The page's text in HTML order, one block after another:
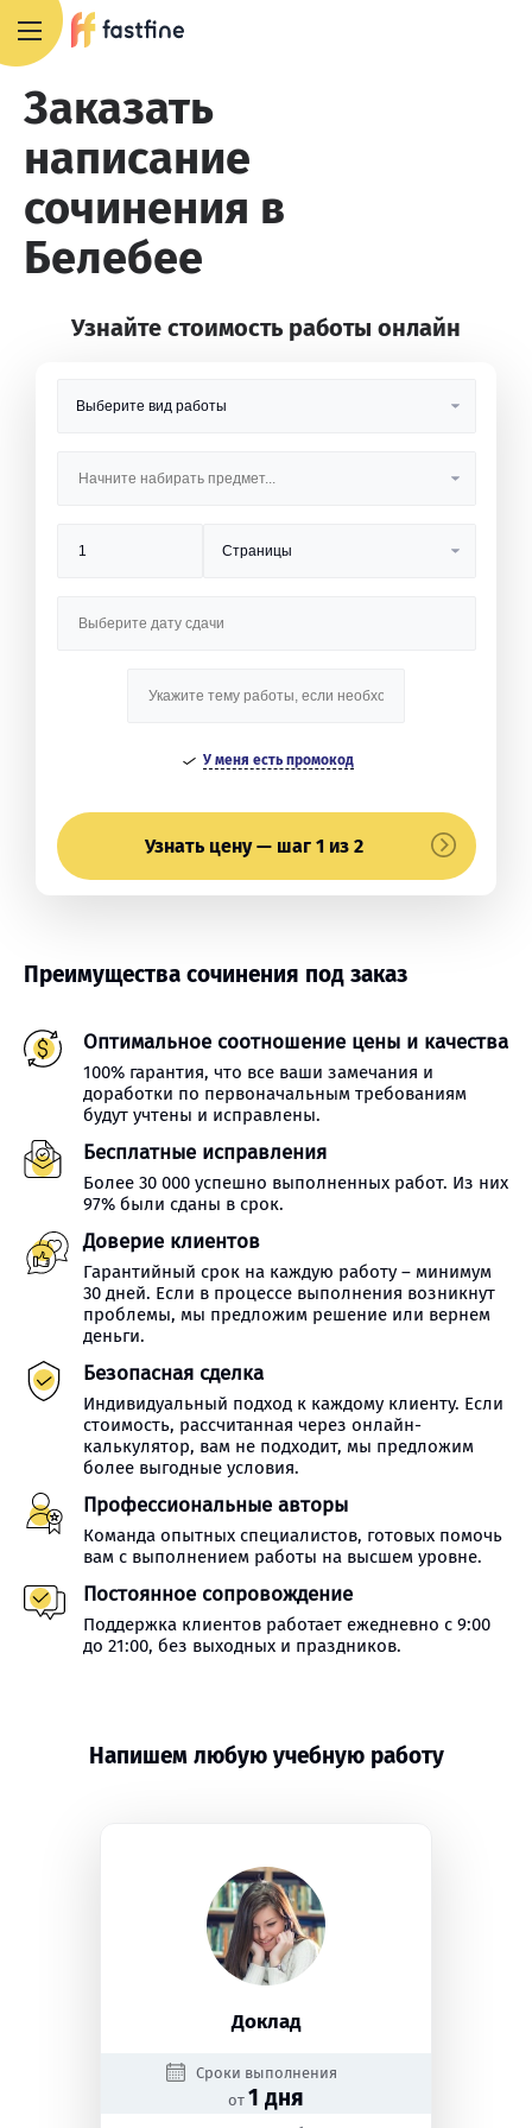
Заказать
написание
сочинения в
Белебее
Узнайте стоимость работы онлайн
У меня есть промокод
Узнать цену — шаг 1 из 2
Преимущества сочинения под заказ
Оптимальное соотношение цены и качества
100% гарантия, что все ваши замечания и
доработки по первоначальным требованиям
будут учтены и исправлены.
Бесплатные исправления
Более 30 000 успешно выполненных работ. Из них
97% были сданы в срок.
Доверие клиентов
Гарантийный срок на каждую работу – минимум
30 дней. Если в процессе выполнения возникнут
проблемы, мы предложим решение или вернем
деньги.
Безопасная сделка
Индивидуальный подход к каждому клиенту. Если
стоимость, рассчитанная через онлайн-
калькулятор, вам не подходит, мы предложим
более выгодные условия.
Профессиональные авторы
Команда опытных специалистов, готовых помочь
вам с выполнением работы на высшем уровне.
Постоянное сопровождение
Поддержка клиентов работает ежедневно с 9:00
до 21:00, без выходных и праздников.
Напишем любую учебную работу
Доклад
Сроки выполнения
от 1 дня